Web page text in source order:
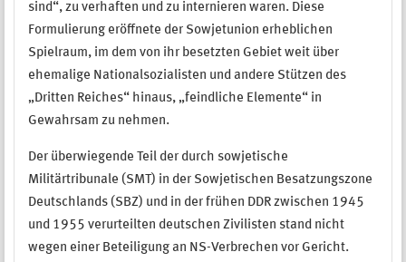
sind“, zu verhaften und zu internieren waren. Diese
Formulierung eröffnete der Sowjetunion erheblichen
Spielraum, im dem von ihr besetzten Gebiet weit über
ehemalige Nationalsozialisten und andere Stützen des
„Dritten Reiches“ hinaus, „feindliche Elemente“ in
Gewahrsam zu nehmen.
Der überwiegende Teil der durch sowjetische
Militärtribunale (SMT) in der Sowjetischen Besatzungszone
Deutschlands (SBZ) und in der frühen DDR zwischen 1945
und 1955 verurteilten deutschen Zivilisten stand nicht
wegen einer Beteiligung an NS-Verbrechen vor Gericht.